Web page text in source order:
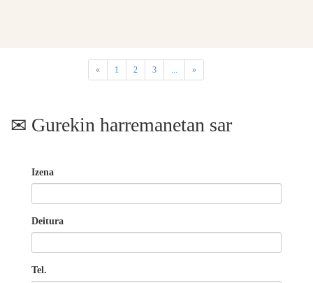
« 1 2 3 ... »
Gurekin harremanetan sar
Izena
Deitura
Tel.